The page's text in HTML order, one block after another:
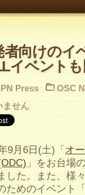
者向けのイ
イベント
Press OSC
ません
9月6日(土)「 オ
」をお台場
した。また、様
ためのイベント「